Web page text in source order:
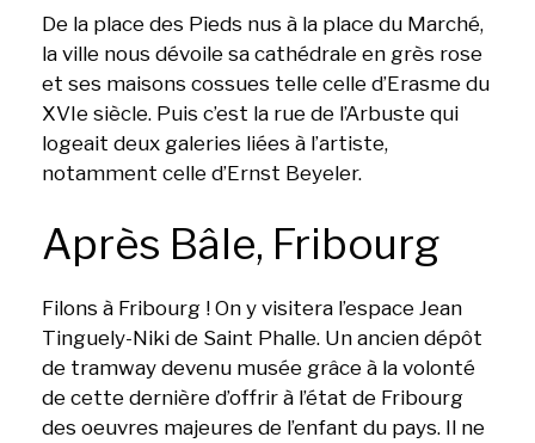
De la place des Pieds nus à la place du Marché,
la ville nous dévoile sa cathédrale en grès rose
et ses maisons cossues telle celle d’Erasme du
XVIe siècle. Puis c’est la rue de l’Arbuste qui
logeait deux galeries liées à l’artiste,
notamment celle d’Ernst Beyeler.
Après Bâle, Fribourg
Filons à Fribourg ! On y visitera l’espace Jean
Tinguely-Niki de Saint Phalle. Un ancien dépôt
de tramway devenu musée grâce à la volonté
de cette dernière d’offrir à l’état de Fribourg
des oeuvres majeures de l’enfant du pays. Il ne